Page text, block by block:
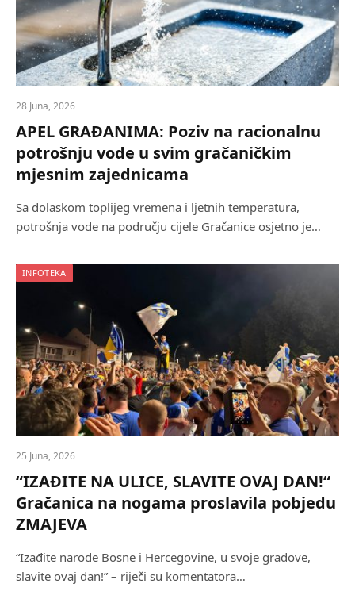
28 Juna, 2026
APEL GRAĐANIMA: Poziv na racionalnu
potrošnju vode u svim gračaničkim
mjesnim zajednicama
Sa dolaskom toplijeg vremena i ljetnih temperatura,
potrošnja vode na području cijele Gračanice osjetno je…
INFOTEKA
25 Juna, 2026
“IZAĐITE NA ULICE, SLAVITE OVAJ DAN!“
Gračanica na nogama proslavila pobjedu
ZMAJEVA
“Izađite narode Bosne i Hercegovine, u svoje gradove,
slavite ovaj dan!” – riječi su komentatora…